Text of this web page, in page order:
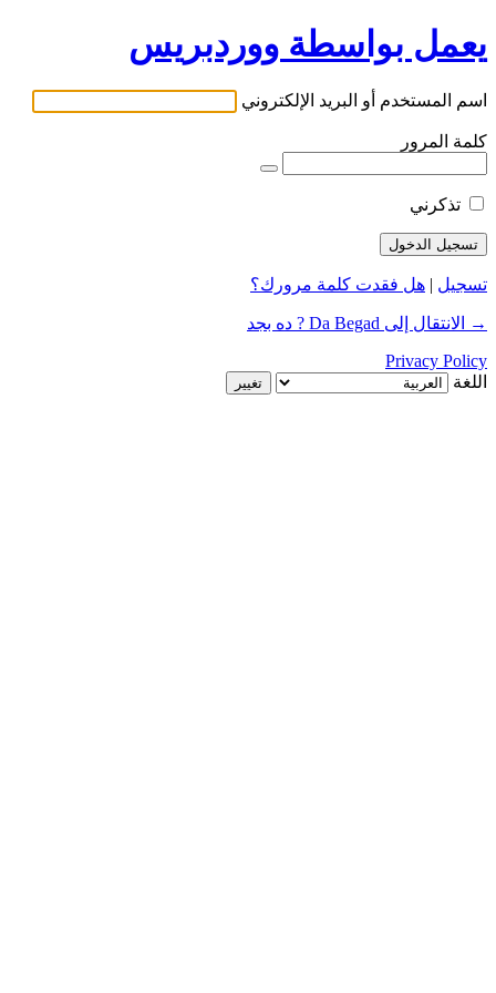
يعمل بواسطة ووردبريس
اسم المستخدم أو البريد الإلكتروني
كلمة المرور
تذكرني
تسجيل | هل فقدت كلمة مرورك؟
→ الانتقال إلى Da Begad ? ده بجد
Privacy Policy
اللغة